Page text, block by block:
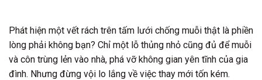
Phát hiện một vết rách trên tấm lưới chống muỗi thật là phiền
lòng phải không bạn? Chỉ một lỗ thủng nhỏ cũng đủ để muỗi
và côn trùng lẻn vào nhà, phá vỡ không gian yên tĩnh của gia
đình. Nhưng đừng vội lo lắng về việc thay mới tốn kém.